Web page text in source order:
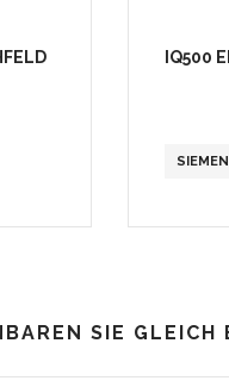
IQ500
SIE